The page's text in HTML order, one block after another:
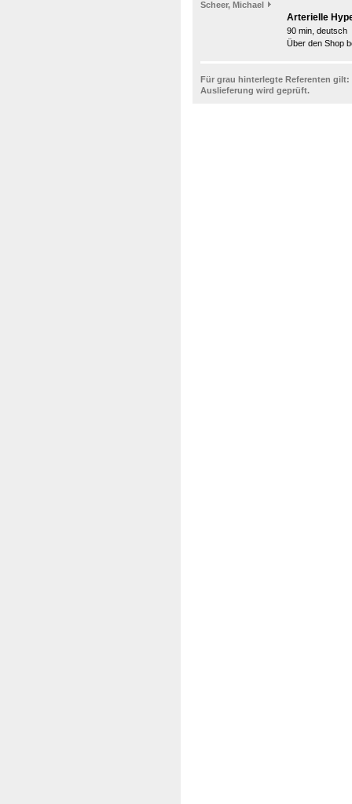
Scheer, Michael
Arterielle
90 min, deutsch
Über den Shop
Für grau hinterlegte Referenten gilt:
Auslieferung wird geprüft.